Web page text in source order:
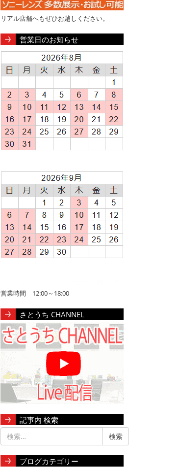
リアル店舗へもぜひお越しください。
営業日のお知らせ
営業時間 12:00～18:00
さとうち CHANNEL
記事内 検索
ブログカテゴリー